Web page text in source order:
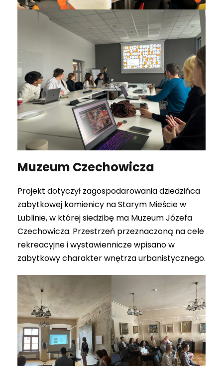
Muzeum Czechowicza
Projekt dotyczył zagospodarowania dziedzińca
zabytkowej kamienicy na Starym Mieście w
Lublinie, w której siedzibę ma Muzeum Józefa
Czechowicza. Przestrzeń przeznaczoną na cele
rekreacyjne i wystawiennicze wpisano w
zabytkowy charakter wnętrza urbanistycznego.